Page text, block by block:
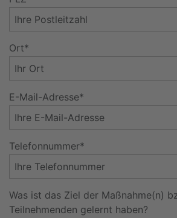
Ort*
E-Mail-Adresse*
Telefonnummer*
Was ist das Ziel der Maßnahme(n)
Teilnehmenden gelernt haben?